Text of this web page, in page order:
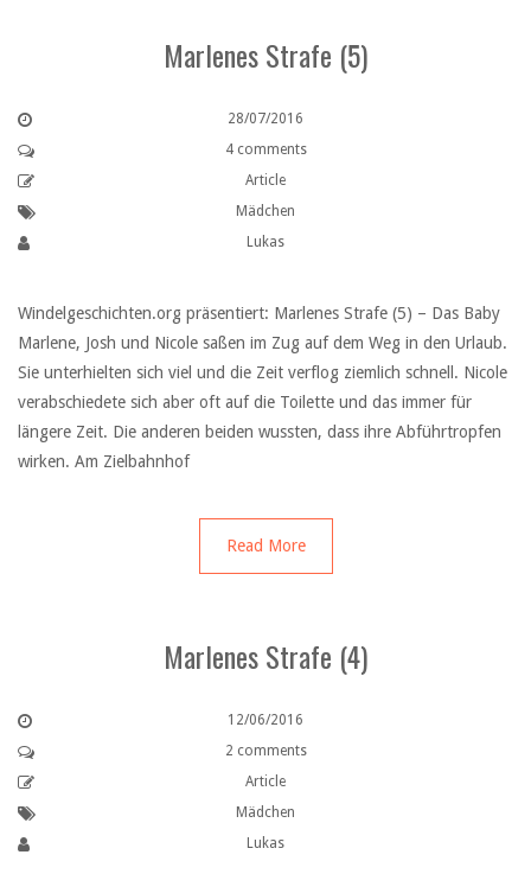
Marlenes Strafe (5)
28/07/2016
4 comments
Article
Mädchen
Lukas
Windelgeschichten.org präsentiert: Marlenes Strafe (5) – Das Baby
Marlene, Josh und Nicole saßen im Zug auf dem Weg in den Urlaub.
Sie unterhielten sich viel und die Zeit verflog ziemlich schnell. Nicole
verabschiedete sich aber oft auf die Toilette und das immer für
längere Zeit. Die anderen beiden wussten, dass ihre Abführtropfen
wirken. Am Zielbahnhof
Read More
Marlenes Strafe (4)
12/06/2016
2 comments
Article
Mädchen
Lukas